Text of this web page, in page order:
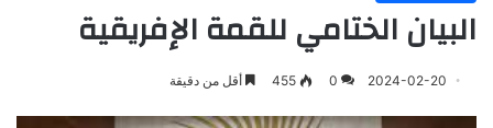
البيان الختامي للقمة الإفريقية
2024-02-20
0
455 أقل من دقيقة